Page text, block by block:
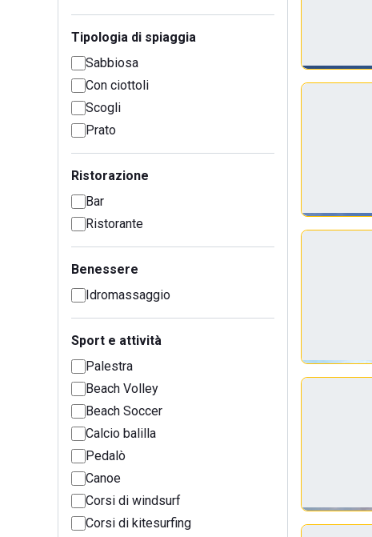
Tipologia di spiaggia
Sabbiosa
Con ciottoli
Scogli
Prato
Ristorazione
Bar
Ristorante
Benessere
Idromassaggio
Sport e attività
Palestra
Beach Volley
Beach Soccer
Calcio balilla
Pedalò
Canoe
Corsi di windsurf
Corsi di kitesurfing